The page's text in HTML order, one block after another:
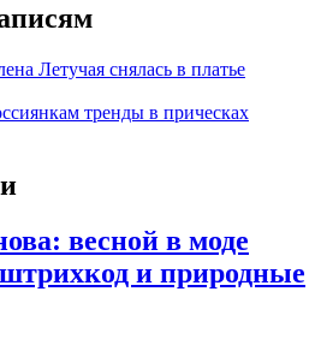
Летучая снялась в платье
тренды в прическах
весной в моде
и природные